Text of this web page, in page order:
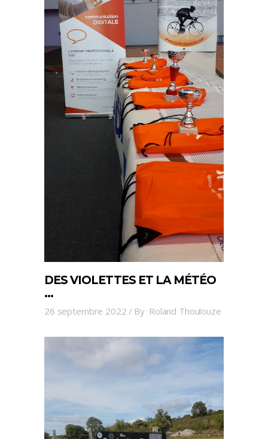
DES VIOLETTES ET LA MÉTÉO
…
26 septembre 2022 By Roland Thoulouze